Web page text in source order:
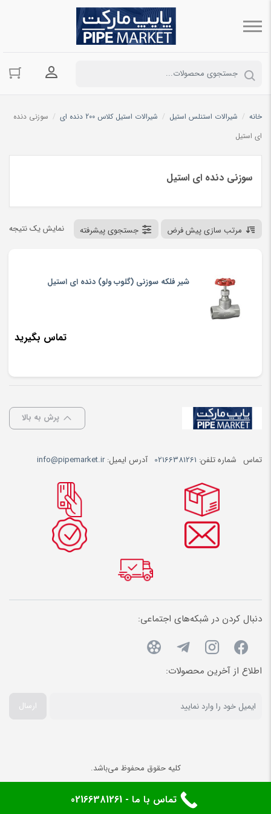
ورود به
خانه / شیرالات استنلس استیل / شیرالات استیل کلاس 200 دنده ای / سوزنی دنده
ای استیل
سوزنی دنده ای استیل
نمایش یک نتیجه مرتب سازی پیش فرض جستجوی پیشرفته
شیر فلکه سوزنی (گلوب ولو) دنده ای استیل
تماس بگیرید
پرش به بالا
تماس شماره تلفن: 02166381261 آدرس ایمیل:info@pipemarket.ir
دنبال کردن در شبکه‌های اجتماعی:
اطلاع از آخرین محصولات:
ارسال
کلیه حقوق محفوظ می‌باشد.
تماس با ما - 02166381261